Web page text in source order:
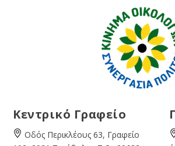
Κεντρικό Γραφείο
Οδός Περικλέους 63, Γραφείο